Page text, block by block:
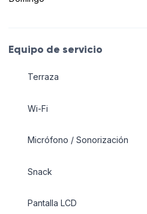
Equipo de servicio
Terraza
Wi-Fi
Micrófono / Sonorización
Snack
Pantalla LCD